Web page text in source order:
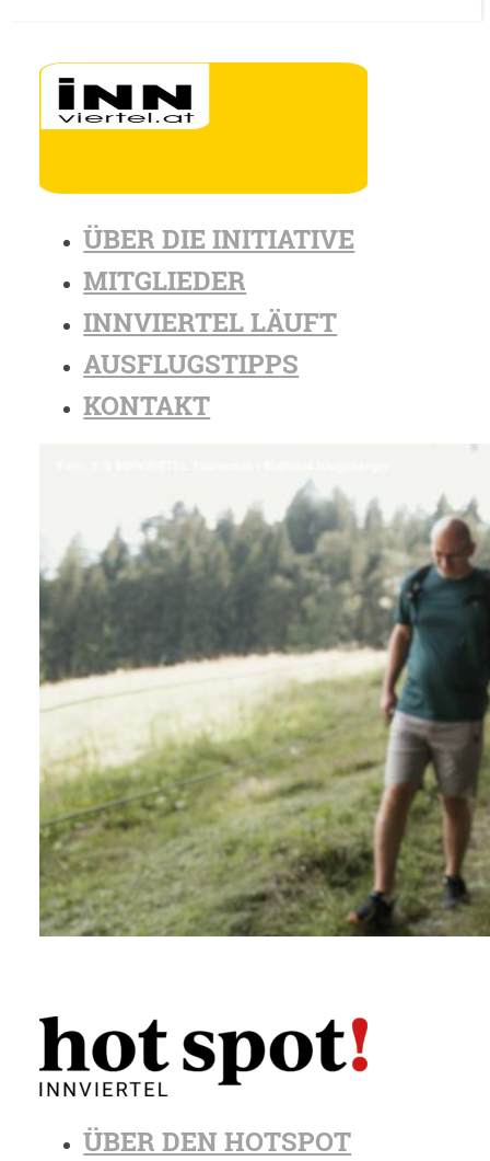
ÜBER DIE INITIATIVE
MITGLIEDER
INNVIERTEL LÄUFT
AUSFLUGSTIPPS
KONTAKT
ÜBER DEN HOTSPOT